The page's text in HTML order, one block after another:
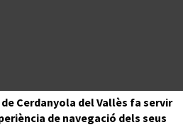
de dades | Mapa del lloc |
Cerdanyola del Vallès fa servir
de navegació dels seus